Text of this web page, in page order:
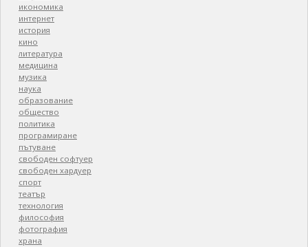
икономика
интернет
история
кино
литература
медицина
музика
наука
образование
общество
политика
програмиране
пътуване
свободен софтуер
свободен хардуер
спорт
театър
технология
философия
фотография
храна